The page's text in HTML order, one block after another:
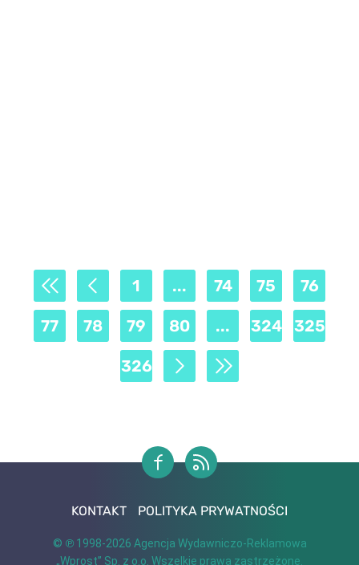
1 ... 74 75 76
77 78 79 80 ... 324 325
326
KONTAKT POLITYKA PRYWATNOŚCI
© ℗ 1998-2026 Agencja Wydawniczo-Reklamowa
„Wprost” Sp. z o.o. Wszelkie prawa zastrzeżone.